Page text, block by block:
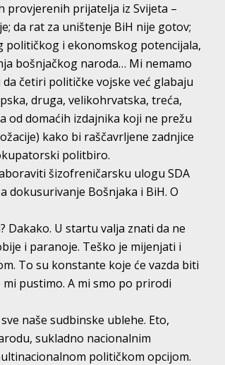
provjerenih prijatelja iz Svijeta –
da rat za uništenje BiH nije gotov;
političkog i ekonomskog potencijala,
bošnjačkog naroda… Mi nemamo
četiri političke vojske već glabaju
druga, velikohrvatska, treća,
od domaćih izdajnika koji ne prežu
kako bi raščavrljene zadnjice
politbiro.
šizofreničarsku ulogu SDA
dokusurivanje Bošnjaka i BiH. O
Dakako. U startu valja znati da ne
i paranoje. Teško je mijenjati i
To su konstante koje će vazda biti
pustimo. A mi smo po prirodi
naše sudbinske ublehe. Eto,
sukladno nacionalnim
političkom opcijom.